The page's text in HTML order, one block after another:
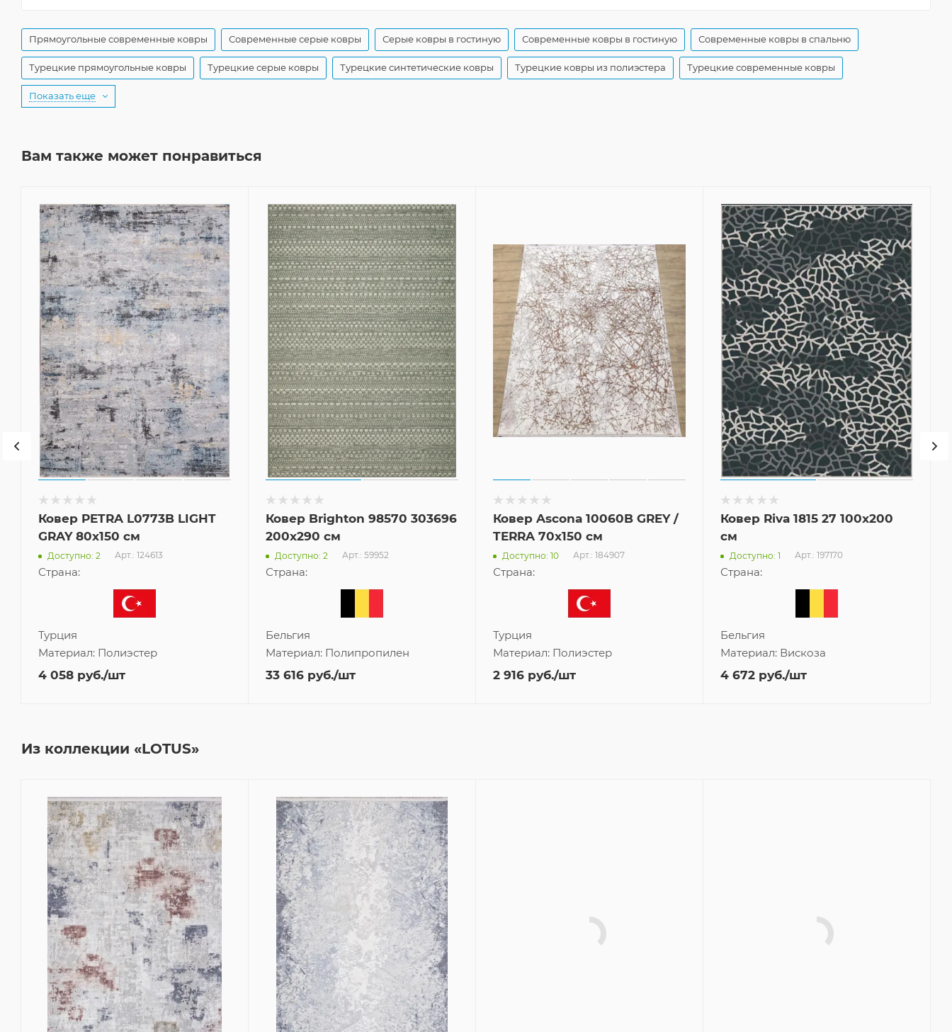
Прямоугольные современные ковры Современные серые ковры Серые ковры в гостиную Современные ковры в гостиную Современные ковры в спальню
Турецкие прямоугольные ковры Турецкие серые ковры Турецкие синтетические ковры Турецкие ковры из полиэстера Турецкие современные ковры
Показать еще
Вам также может понравиться
Ковер PETRA L0773B LIGHT
GRAY 80x150 см
Доступно: 2 Арт.: 124613
Страна:
Турция
Материал: Полиэстер
4 058 руб./шт
Ковер Brighton 98570 303696
200x290 см
Доступно: 2 Арт.: 59952
Страна:
Бельгия
Материал: Полипропилен
33 616 руб./шт
Ковер Ascona 10060B GREY /
TERRA 70x150 см
Доступно: 10 Арт.: 184907
Страна:
Турция
Материал: Полиэстер
2 916 руб./шт
Ковер Riva 1815 27 100x200
см
Доступно: 1 Арт.: 197170
Страна:
Бельгия
Материал: Вискоза
4 672 руб./шт
Из коллекции «LOTUS»